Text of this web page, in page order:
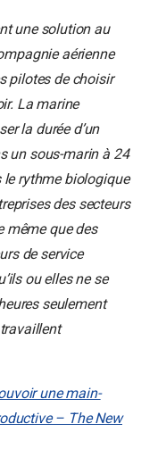
une solution au
aérienne
pilotes de choisir
La marine
la durée d’un
un sous-marin à 24
le rythme biologique
des secteurs
même que des
de service
ou elles ne se
seulement
une main-
– The New